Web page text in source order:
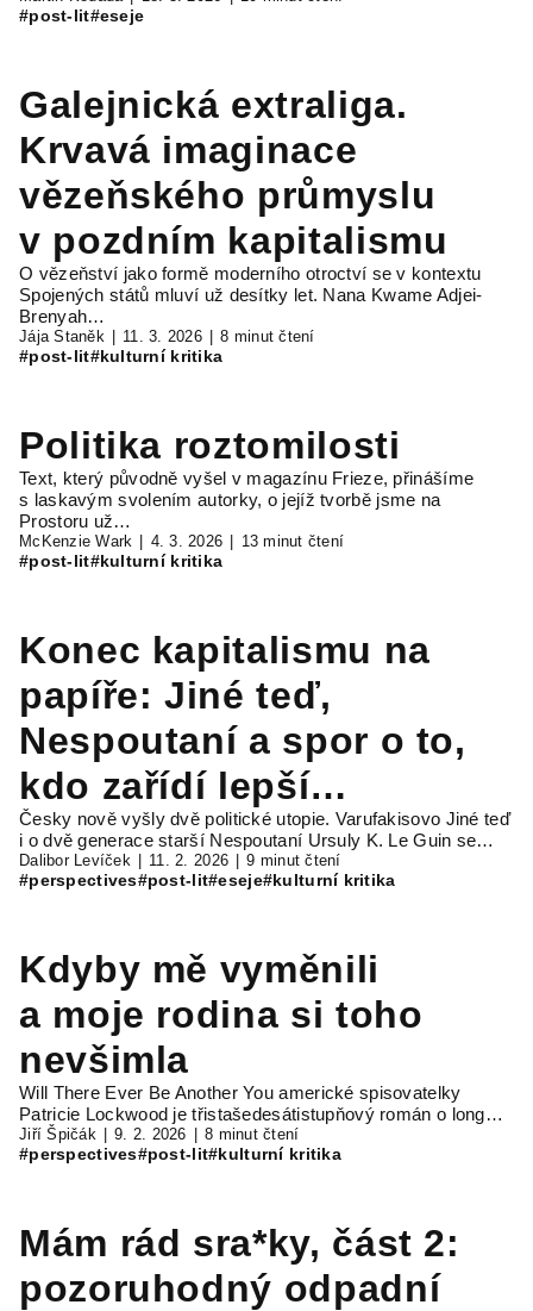
#post-lit#eseje
Galejnická extraliga.
Krvavá imaginace
vězeňského průmyslu
v pozdním kapitalismu
O vězeňství jako formě moderního otroctví se v kontextu
Spojených států mluví už desítky let. Nana Kwame Adjei-
Brenyah…
Jája Staněk 11. 3. 2026 8 minut čtení
#post-lit#kulturní kritika
Politika roztomilosti
Text, který původně vyšel v magazínu Frieze, přinášíme
s laskavým svolením autorky, o jejíž tvorbě jsme na
Prostoru už…
McKenzie Wark 4. 3. 2026 13 minut čtení
#post-lit#kulturní kritika
Konec kapitalismu na
papíře: Jiné teď,
Nespoutaní a spor o to,
kdo zařídí lepší
budoucnost
Česky nově vyšly dvě politické utopie. Varufakisovo Jiné teď
i o dvě generace starší Nespoutaní Ursuly K. Le Guin se…
Dalibor Levíček 11. 2. 2026 9 minut čtení
#perspectives#post-lit#eseje#kulturní kritika
Kdyby mě vyměnili
a moje rodina si toho
nevšimla
Will There Ever Be Another You americké spisovatelky
Patricie Lockwood je třistašedesátistupňový román o long…
Jiří Špičák 9. 2. 2026 8 minut čtení
#perspectives#post-lit#kulturní kritika
Mám rád sra*ky, část 2:
pozoruhodný odpadní